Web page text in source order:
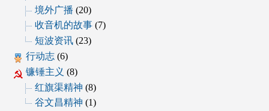
境外广播 (20)
收音机的故事(7)
短波资讯(23)
行动志(6)
镰锤主义 (8)
红旗渠精神 (8)
谷文昌精神 (1)